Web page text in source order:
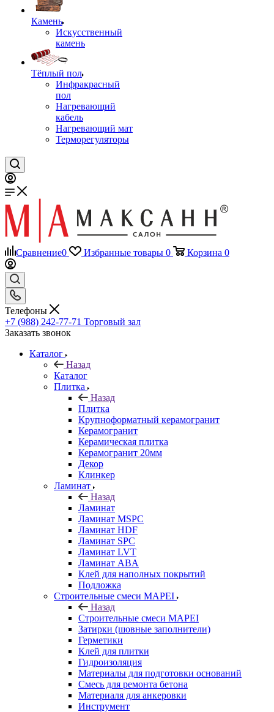
Камень
Искусственный
камень
Тёплый пол
Инфракрасный
пол
Нагревающий
кабель
Нагревающий мат
Терморегуляторы
Сравнение0 Избранные товары 0 Корзина 0
Телефоны
+7 (988) 242-77-71 Торговый зал
Заказать звонок
Каталог
Назад
Каталог
Плитка
Назад
Плитка
Крупноформатный керамогранит
Керамогранит
Керамическая плитка
Керамогранит 20мм
Декор
Клинкер
Ламинат
Назад
Ламинат
Ламинат MSPC
Ламинат HDF
Ламинат SPC
Ламинат LVT
Ламинат ABA
Клей для наполных покрытий
Подложка
Строительные смеси MAPEI
Назад
Строительные смеси MAPEI
Затирки (шовные заполнители)
Герметики
Клей для плитки
Гидроизоляция
Материалы для подготовки оснований
Смесь для ремонта бетона
Материаля для анкеровки
Инструмент